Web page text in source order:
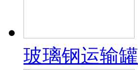
玻璃钢运输罐